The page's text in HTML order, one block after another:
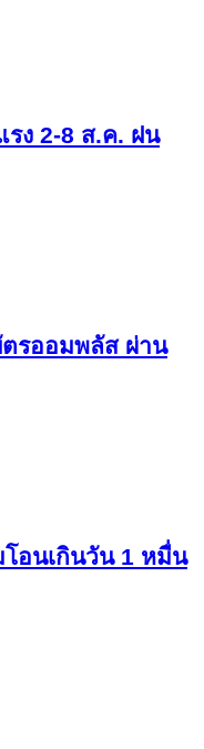
ง 2-8 ส.ค. ฝน
รออมพลัส ผ่าน
อนเกินวัน 1 หมื่น